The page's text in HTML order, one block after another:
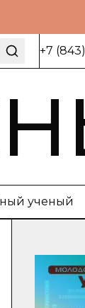
+7
ученый